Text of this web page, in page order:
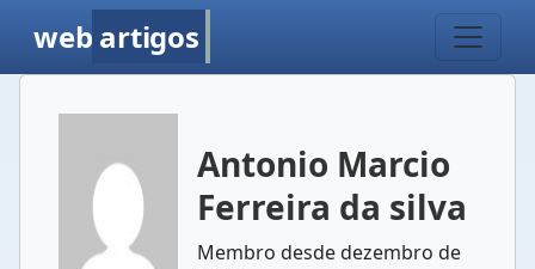
web artigos
Antonio Marcio
Ferreira da silva
Membro desde dezembro de